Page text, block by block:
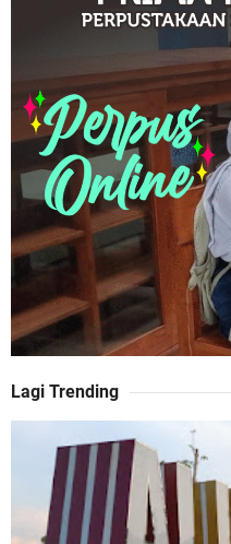
Lagi Trending